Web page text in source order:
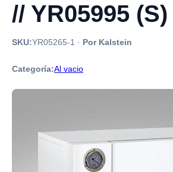
// YR05995 (S)
SKU:YR05265-1 · Por Kalstein
Categoría:Al vacio